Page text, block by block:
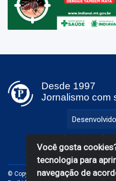
Desde 1997
Jornalismo com
© Copyright 1997-2026 Popular
Você gosta
tecnologia para
navegação de